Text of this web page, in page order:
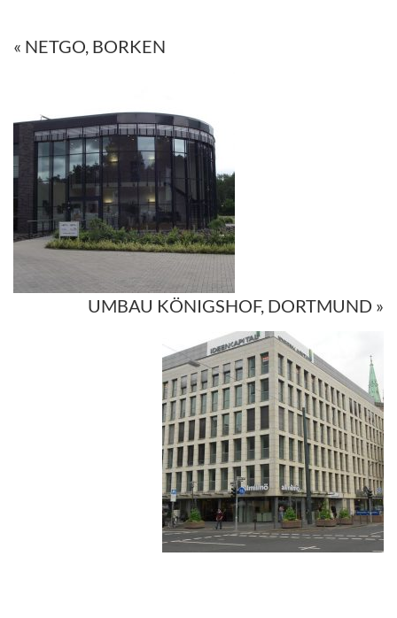
« NETGO, BORKEN
UMBAU KÖNIGSHOF, DORTMUND »